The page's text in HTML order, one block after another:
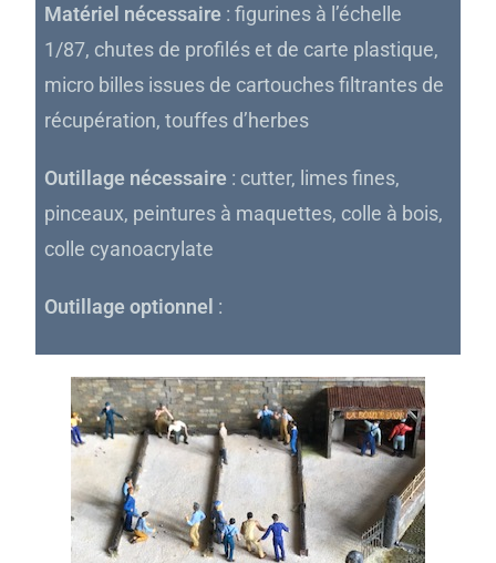
Matériel nécessaire : figurines à l’échelle
1/87, chutes de profilés et de carte plastique,
micro billes issues de cartouches filtrantes de
récupération, touffes d’herbes
Outillage nécessaire : cutter, limes fines,
pinceaux, peintures à maquettes, colle à bois,
colle cyanoacrylate
Outillage optionnel :